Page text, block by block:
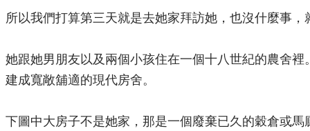
所以我們打算第三天就是去她家拜訪她，也沒什麼事
她跟她男朋友以及兩個小孩住在一個十八世紀的農舍
建成寬敞舖適的現代房舍。
下圖中大房子不是她家，那是一個廢棄已久的穀倉或